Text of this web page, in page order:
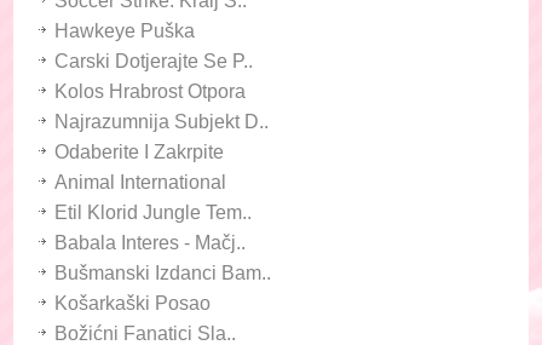
Hawkeye Puška
Carski Dotjerajte Se P..
Kolos Hrabrost Otpora
Najrazumnija Subjekt D..
Odaberite I Zakrpite
Animal International
Etil Klorid Jungle Tem..
Babala Interes - Mačj..
Bušmanski Izdanci Bam..
Košarkaški Posao
Božićni Fanatici Sla..